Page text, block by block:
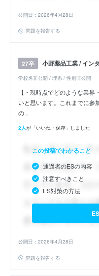
公開日：2026年4月28日
問題を報告する
27卒 小野薬品工業 / イン
学校名非公開 / 理系 / 性別非公開
【・現時点でどのような業
いと思います。これまでに参
の...
2人が「いいね・保存」しました
この投稿でわかること
通過者のESの内容
注意すべきこと
ES対策の方法
公開日：2026年4月28日
問題を報告する